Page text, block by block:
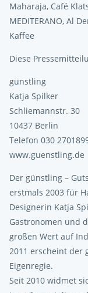
Maharaja, Café
MEDITERANO, Al
Kaffee
Diese
günstling
Katja Spilker
Schliemannstr. 30
10437 Berlin
Telefon 030
www.guenstling.de
Der günstling –
erstmals 2003 für
Designerin Katja
Gastronomen und
großen Wert auf
2011 erscheint der
Eigenregie.
Seit 2010 widmet